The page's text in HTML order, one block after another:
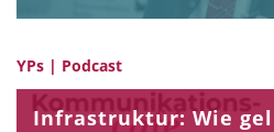
YPs | Podcast
Infrastruktur: Wie